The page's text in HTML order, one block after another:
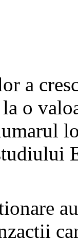
a
o